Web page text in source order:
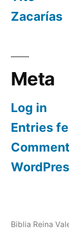
Zacarías
Meta
Log in
Entries
Biblia Reina